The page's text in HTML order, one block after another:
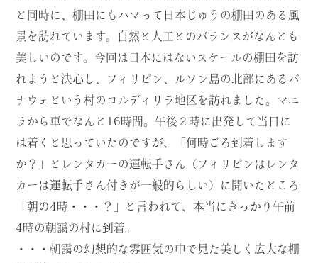
と同時に、棚田にもハマって日本じゅうの棚田のある風
景を訪れています。自然と人工とのバランスがなんとも
美しいのです。今回は日本にはないスケールの棚田を訪
れようと決心し、フィリピン、ルソン島の北部にあるバ
ナウェという村のコルディリラ地区を訪れました。マニ
ラから車でなんと16時間。午後２時に出発して当日に
は着くと思っていたのですが、「何時ごろ到着します
か？」とレンタカーの運転手さん（フィリピンはレンタ
カーは運転手さん付きが一般的らしい）に聞いたところ
「朝の4時・・・？」と言われて、本当にきっかり午前
4時の朝靄の村に到着。
・・・朝靄の幻想的な雰囲気の中で見た美しく広大な棚